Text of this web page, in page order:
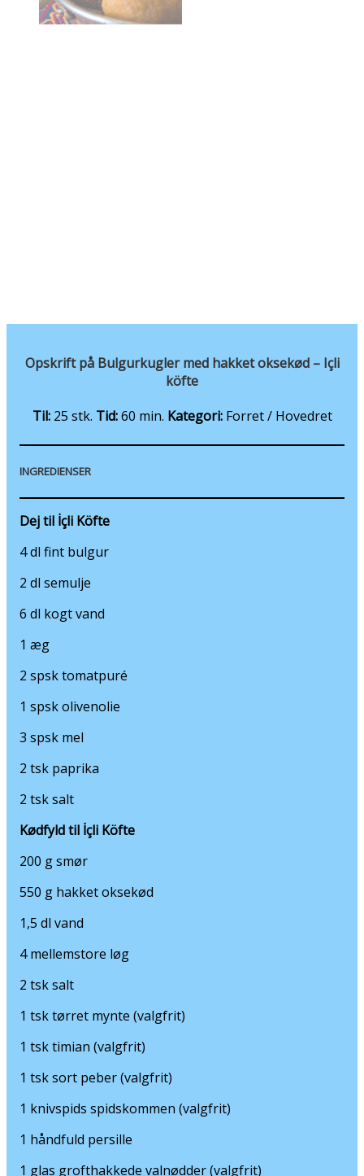
INGREDIENSER
Dej til İçli Köfte
4 dl fint bulgur
6 dl kogt vand
1 æg
2 spsk tomatpuré
1 spsk olivenolie
3 spsk mel
2 tsk paprika
2 tsk salt
Kødfyld til İçli Köfte
200 g smør
550 g hakket oksekød
1,5 dl vand
4 mellemstore løg
2 tsk salt
1 tsk tørret mynte (valgfrit)
1 tsk timian (valgfrit)
1 tsk sort peber (valgfrit)
1 knivspids spidskommen (valgfrit)
1 håndfuld persille
1 glas grofthakkede valnødder (valgfrit)
FREMGANGSMÅDE
Kødfyldet
Smelt 200 g smør i en gryde. Tilsæt hakket oksekød,